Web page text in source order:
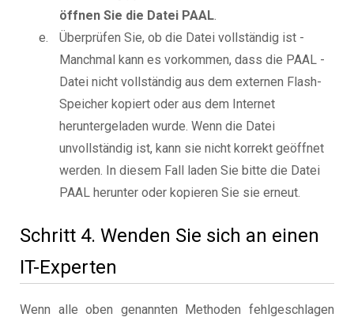
öffnen Sie die Datei PAAL.
Überprüfen Sie, ob die Datei vollständig ist -
Manchmal kann es vorkommen, dass die PAAL -
Datei nicht vollständig aus dem externen Flash-
Speicher kopiert oder aus dem Internet
heruntergeladen wurde. Wenn die Datei
unvollständig ist, kann sie nicht korrekt geöffnet
werden. In diesem Fall laden Sie bitte die Datei
PAAL herunter oder kopieren Sie sie erneut.
Schritt 4. Wenden Sie sich an einen
IT-Experten
Wenn alle oben genannten Methoden fehlgeschlagen